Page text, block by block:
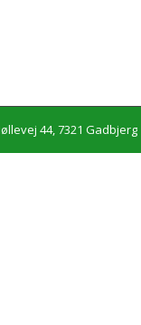
44, 7321 Gadbjerg